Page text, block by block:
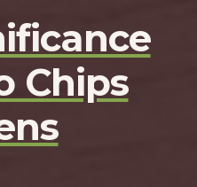
Chips